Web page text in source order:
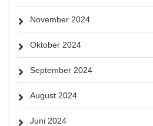
November 2024
Oktober 2024
September 2024
August 2024
Juni 2024